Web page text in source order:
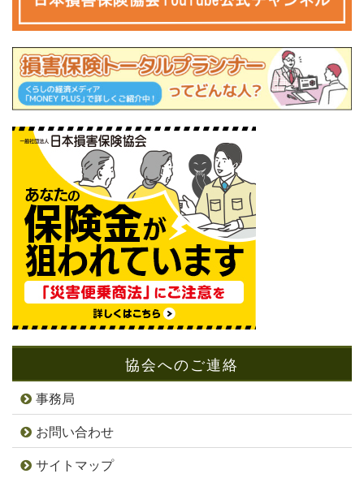
協会へのご連絡
事務局
お問い合わせ
サイトマップ